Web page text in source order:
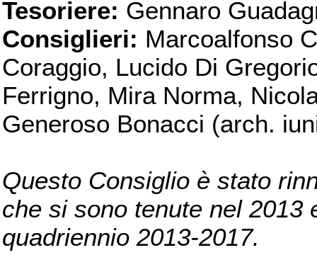
Tesoriere: Gennaro
Consiglieri: Marcoalfonso
Coraggio, Lucido Di
Ferrigno, Mira Norma,
Generoso Bonacci (arch.
Questo Consiglio è stato
che si sono tenute nel 2013
quadriennio 2013-2017.